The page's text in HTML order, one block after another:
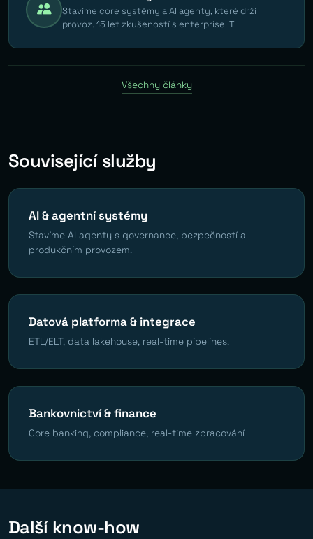
Stavíme core systémy a AI agenty, které drží
provoz. 15 let zkušeností s enterprise IT.
Všechny články
Související služby
AI & agentní systémy
Stavíme AI agenty s governance, bezpečností a
produkčním provozem.
Datová platforma & integrace
ETL/ELT, data lakehouse, real-time pipelines.
Bankovnictví & finance
Core banking, compliance, real-time zpracování
Další know-how